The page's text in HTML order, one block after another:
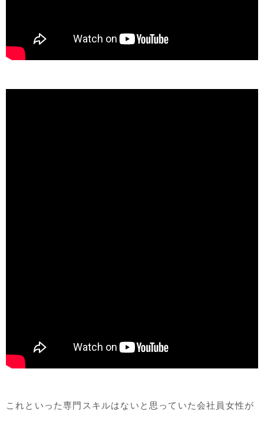
これといった専門スキルはないと思っていた会社員女性が